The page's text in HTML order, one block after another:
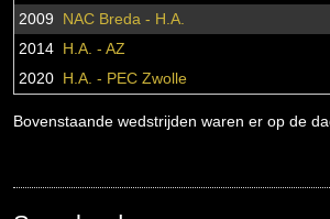
2009
NAC Breda - H.A.
2014 H.A. - AZ
2020 H.A. - PEC Zwolle
Bovenstaande wedstrijden waren er op de